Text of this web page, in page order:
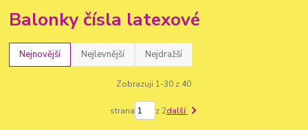
Balonky čísla latexové
Nejnovější Nejlevnější Nejdražší
Zobrazuji 1-30 z 40
strana z 2další